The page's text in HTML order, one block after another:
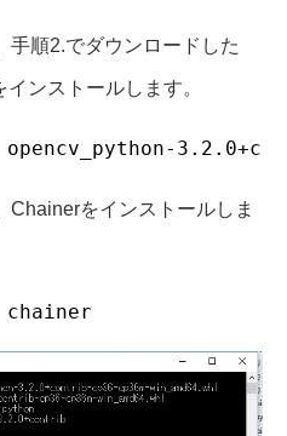
手順2.でダウンロードした
ンストールします。
Chainerをインストールしま